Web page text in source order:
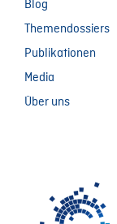
Blog
Themendossiers
Publikationen
Media
Über uns